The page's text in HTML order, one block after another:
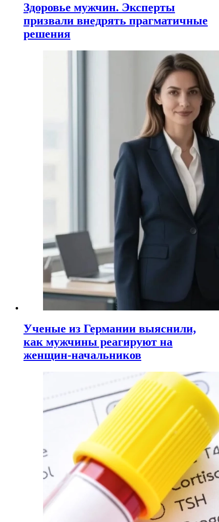
Здоровье мужчин. Эксперты
призвали внедрять прагматичные
решения
Ученые из Германии выяснили,
как мужчины реагируют на
женщин-начальников